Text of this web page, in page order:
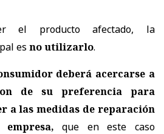
el producto afectado, la
es no utilizarlo.
deberá acercarse a
de su preferencia para
a las medidas de reparación
que en este caso